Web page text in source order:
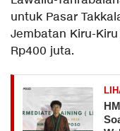
untuk Pasar
Jembatan Kiru-
Rp400 juta.